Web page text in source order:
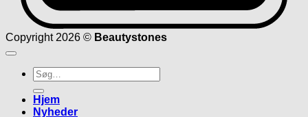
Copyright 2026 © Beautystones
Søg
efter:
Hjem
Nyheder